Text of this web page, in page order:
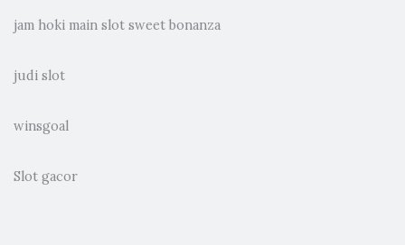
jam hoki main slot sweet bonanza
judi slot
winsgoal
Slot gacor